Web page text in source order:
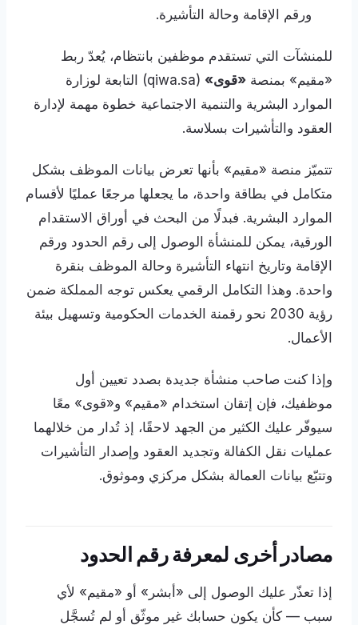
ورقم الإقامة وحالة التأشيرة.
للمنشآت التي تستقدم موظفين بانتظام، يُعدّ ربط
«مقيم» بمنصة «قوى»
(qiwa.sa) التابعة لوزارة
الموارد البشرية والتنمية الاجتماعية خطوة مهمة لإدارة
العقود والتأشيرات بسلاسة.
تتميّز منصة «مقيم» بأنها تعرض بيانات الموظف بشكل
متكامل في بطاقة واحدة، ما يجعلها مرجعًا عمليًا لأقسام
الموارد البشرية. فبدلًا من البحث في أوراق الاستقدام
الورقية، يمكن للمنشأة الوصول إلى رقم الحدود ورقم
الإقامة وتاريخ انتهاء التأشيرة وحالة الموظف بنقرة
واحدة. وهذا التكامل الرقمي يعكس توجه المملكة ضمن
رؤية 2030 نحو رقمنة الخدمات الحكومية وتسهيل بيئة
الأعمال.
وإذا كنت صاحب منشأة جديدة بصدد تعيين أول
موظفيك، فإن إتقان استخدام «مقيم» و«قوى» معًا
سيوفّر عليك الكثير من الجهد لاحقًا، إذ تُدار من خلالهما
عمليات نقل الكفالة وتجديد العقود وإصدار التأشيرات
وتتبّع بيانات العمالة بشكل مركزي وموثوق.
مصادر أخرى لمعرفة رقم الحدود
إذا تعذّر عليك الوصول إلى «أبشر» أو «مقيم» لأي
سبب — كأن يكون حسابك غير موثّق أو لم تُسجَّل